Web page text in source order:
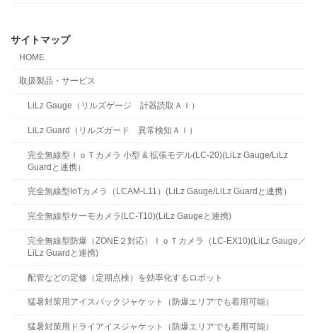
サイトマップ
HOME
取扱製品・サービス
LiLz Gauge（リルズゲージ 計器読取ＡＩ）
LiLz Guard（リルズガード 異常検知ＡＩ）
完全無線型ＩｏＴカメラ 小型 & 拡張モデル(LC-20)(LiLz Gauge/LiLz
Guardと連携）
完全無線型IoTカメラ（LCAM-L11）(LiLz Gauge/LiLz Guardと連携）
完全無線型サーモカメラ(LC-T10)(LiLz Gaugeと連携)
完全無線型防爆（ZONE２対応）ＩｏＴカメラ（LC-EX10)(LiLz Gauge／
LiLz Guardと連携)
配管などの定修（定期点検）を効率化するロボット
猛暑対策用アイスパックジャケット（防爆エリアでも着用可能）
猛暑対策用ドライアイスジャケット（防爆エリアでも着用可能）